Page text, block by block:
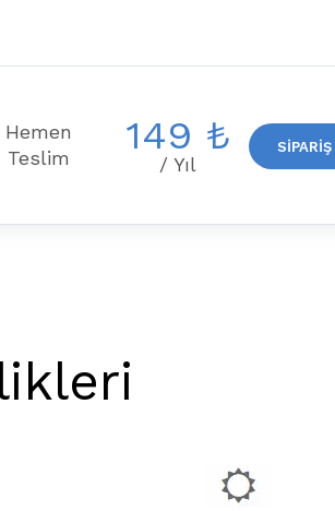
Hemen
Teslim
149 ₺
/ Yıl
SIPARIŞ